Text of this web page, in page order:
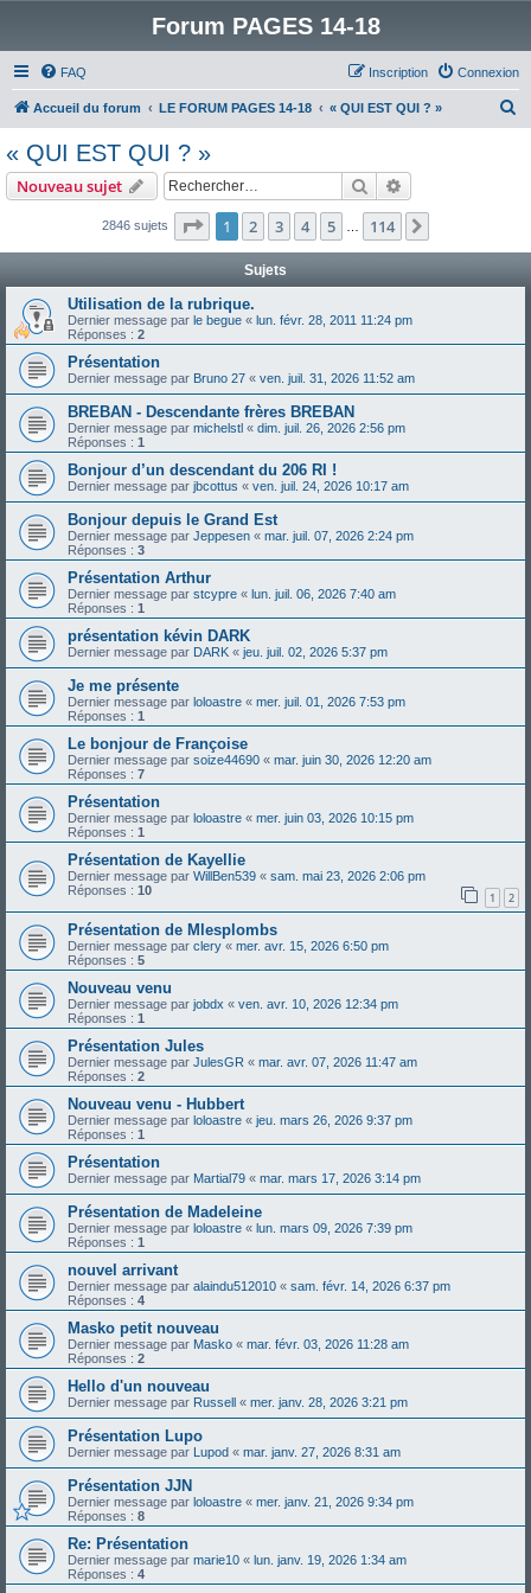
Forum PAGES 14-18
FAQ Connexion
Inscription
Accueil du forum LE FORUM PAGES 14-18 « QUI EST QUI ? »
« QUI EST QUI ? »
Nouveau sujet Rechercher
2846 sujets Page 1sur114
1 2 3 4 5 114
Sujets
Utilisation de la rubrique.
Dernier message par le begue « lun. févr. 28, 2011 11:24 pm
Réponses : 2
Présentation
Dernier message par Bruno 27 « ven. juil. 31, 2026 11:52 am
BREBAN - Descendante frères BREBAN
Dernier message par michelstl « dim. juil. 26, 2026 2:56 pm
Réponses : 1
Bonjour d’un descendant du 206 RI !
Dernier message par jbcottus « ven. juil. 24, 2026 10:17 am
Bonjour depuis le Grand Est
Dernier message par Jeppesen « mar. juil. 07, 2026 2:24 pm
Réponses : 3
Présentation Arthur
Dernier message par stcypre « lun. juil. 06, 2026 7:40 am
Réponses : 1
présentation kévin DARK
Dernier message par DARK « jeu. juil. 02, 2026 5:37 pm
Je me présente
Dernier message par loloastre « mer. juil. 01, 2026 7:53 pm
Réponses : 1
Le bonjour de Françoise
Dernier message par soize44690 « mar. juin 30, 2026 12:20 am
Réponses : 7
Présentation
Dernier message par loloastre « mer. juin 03, 2026 10:15 pm
Réponses : 1
Présentation de Kayellie
Dernier message par WillBen539 « sam. mai 23, 2026 2:06 pm
Réponses : 10 1 2
Présentation de Mlesplombs
Dernier message par clery « mer. avr. 15, 2026 6:50 pm
Réponses : 5
Nouveau venu
Dernier message par jobdx « ven. avr. 10, 2026 12:34 pm
Réponses : 1
Présentation Jules
Dernier message par JulesGR « mar. avr. 07, 2026 11:47 am
Réponses : 2
Nouveau venu - Hubbert
Dernier message par loloastre « jeu. mars 26, 2026 9:37 pm
Réponses : 1
Présentation
Dernier message par Martial79 « mar. mars 17, 2026 3:14 pm
Présentation de Madeleine
Dernier message par loloastre « lun. mars 09, 2026 7:39 pm
Réponses : 1
nouvel arrivant
Dernier message par alaindu512010 « sam. févr. 14, 2026 6:37 pm
Réponses : 4
Masko petit nouveau
Dernier message par Masko « mar. févr. 03, 2026 11:28 am
Réponses : 2
Hello d'un nouveau
Dernier message par Russell « mer. janv. 28, 2026 3:21 pm
Présentation Lupo
Dernier message par Lupod « mar. janv. 27, 2026 8:31 am
Présentation JJN
Dernier message par loloastre « mer. janv. 21, 2026 9:34 pm
Réponses : 8
Re: Présentation
Dernier message par marie10 « lun. janv. 19, 2026 1:34 am
Réponses : 4